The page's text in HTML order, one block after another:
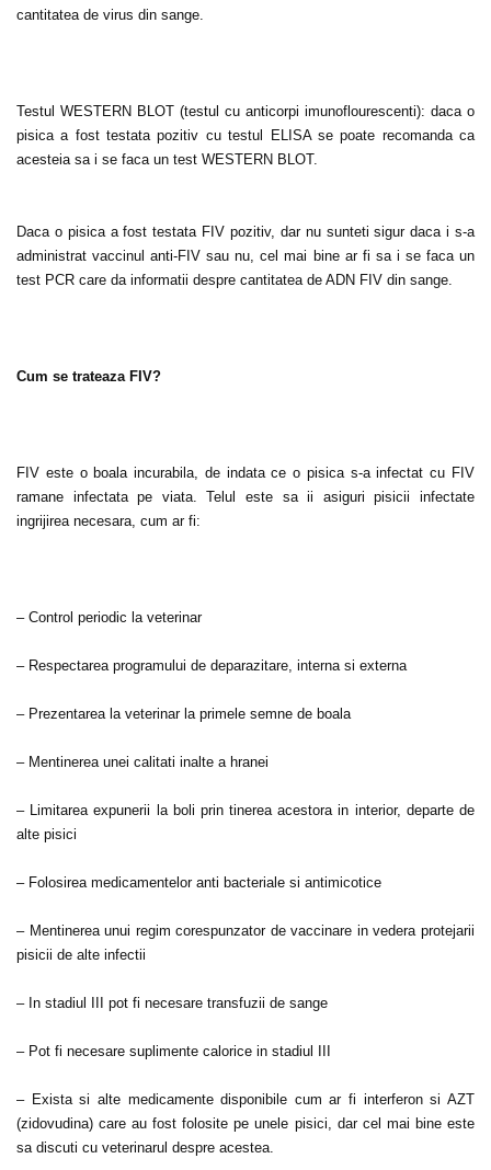
cantitatea de virus din sange.
Testul WESTERN BLOT (testul cu anticorpi imunoflourescenti): daca o
pisica a fost testata pozitiv cu testul ELISA se poate recomanda ca
acesteia sa i se faca un test WESTERN BLOT.
Daca o pisica a fost testata FIV pozitiv, dar nu sunteti sigur daca i s-a
administrat vaccinul anti-FIV sau nu, cel mai bine ar fi sa i se faca un
test PCR care da informatii despre cantitatea de ADN FIV din sange.
Cum se trateaza FIV?
FIV este o boala incurabila, de indata ce o pisica s-a infectat cu FIV
ramane infectata pe viata. Telul este sa ii asiguri pisicii infectate
ingrijirea necesara, cum ar fi:
– Control periodic la veterinar
– Respectarea programului de deparazitare, interna si externa
– Prezentarea la veterinar la primele semne de boala
– Mentinerea unei calitati inalte a hranei
– Limitarea expunerii la boli prin tinerea acestora in interior, departe de
alte pisici
– Folosirea medicamentelor anti bacteriale si antimicotice
– Mentinerea unui regim corespunzator de vaccinare in vedera protejarii
pisicii de alte infectii
– In stadiul III pot fi necesare transfuzii de sange
– Pot fi necesare suplimente calorice in stadiul III
– Exista si alte medicamente disponibile cum ar fi interferon si AZT
(zidovudina) care au fost folosite pe unele pisici, dar cel mai bine este
sa discuti cu veterinarul despre acestea.